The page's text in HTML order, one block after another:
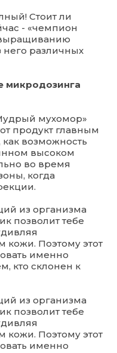
Стоит ли
- «чемпион
него различных
микродозинга
мухомор»
продукт главным
возможность
высоком
во время
когда
из организма
позволит тебе
Поэтому этот
именно
кто склонен к
из организма
позволит тебе
Поэтому этот
именно